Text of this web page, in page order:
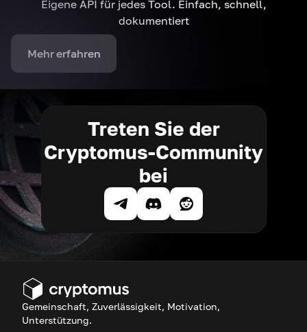
Eigene API für jedes Tool. Einfach, schnell,
dokumentiert
Mehr erfahren
Treten Sie der
Cryptomus-Community
bei
Gemeinschaft, Zuverlässigkeit, Motivation,
Unterstützung.